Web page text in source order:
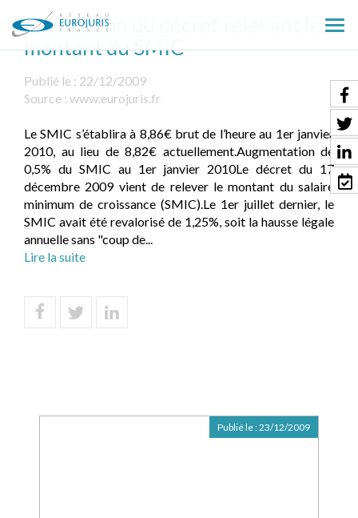
le
Publication du décret relevant le
montant du SMIC
Publié le : 22/12/2009
Source : www.eurojuris.fr
Le SMIC s’établira à 8,86€ brut de l’heure au 1er janvier
2010, au lieu de 8,82€ actuellement.Augmentation de
0,5% du SMIC au 1er janvier 2010Le décret du 17
décembre 2009 vient de relever le montant du salaire
minimum de croissance (SMIC).Le 1er juillet dernier, le
SMIC avait été revalorisé de 1,25%, soit la hausse légale
annuelle sans "coup de...
Lire la suite
Publié le :23/12/2009